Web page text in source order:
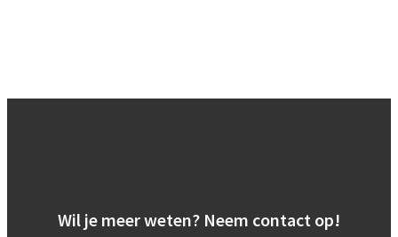
Wil je meer weten? Neem contact op!